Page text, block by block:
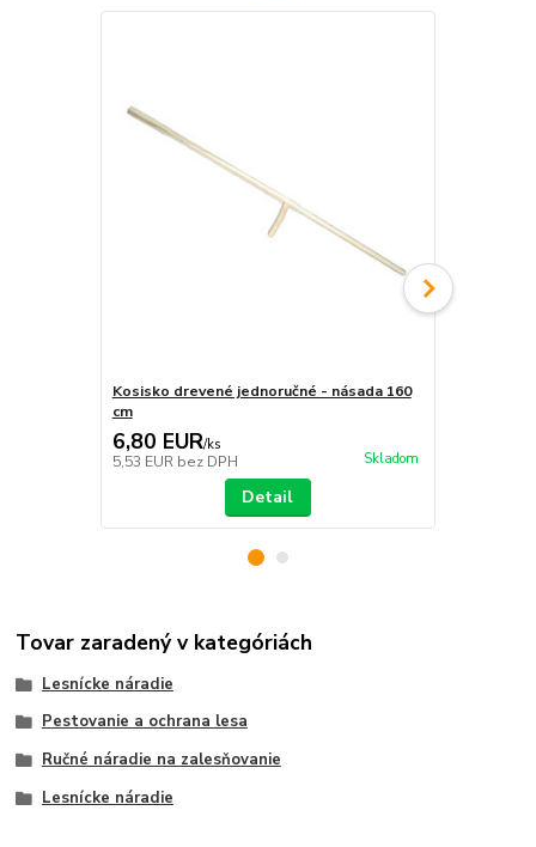
Kosisko drevené jednoručné - násada 160
cm
6,80 EUR/ks
5,53 EUR bez DPH Skladom
Detail
Tovar zaradený v kategóriách
Lesnícke náradie
Pestovanie a ochrana lesa
Ručné náradie na zalesňovanie
Lesnícke náradie